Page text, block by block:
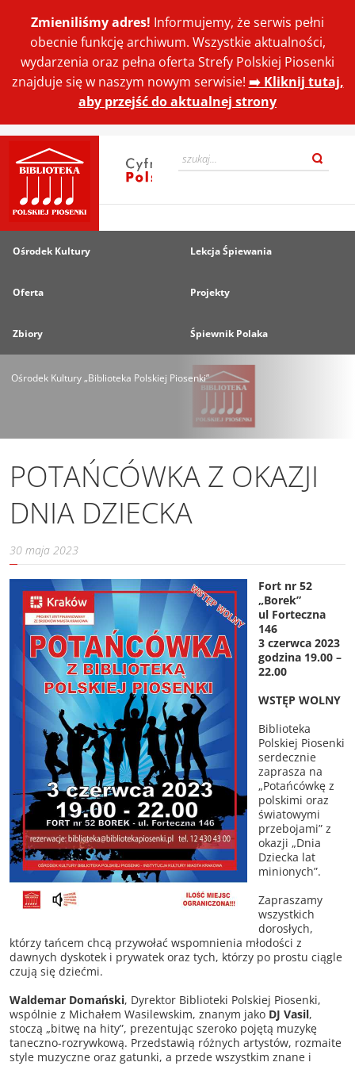
Zmieniliśmy adres! Informujemy, że serwis pełni
obecnie funkcję archiwum. Wszystkie aktualności,
wydarzenia oraz pełna oferta Strefy Polskiej Piosenki
znajduje się w naszym nowym serwisie! ➡️ Kliknij tutaj,
aby przejść do aktualnej strony
Ośrodek Kultury Lekcja Śpiewania
Oferta Projekty
Zbiory Śpiewnik Polaka
Ośrodek Kultury „Biblioteka Polskiej Piosenki”
POTAŃCÓWKA Z OKAZJI
DNIA DZIECKA
30 maja 2023
Fort nr 52
„Borek”
ul Forteczna
146
3 czerwca 2023
godzina 19.00 –
22.00
WSTĘP WOLNY
Biblioteka
Polskiej Piosenki
serdecznie
zaprasza na
„Potańcówkę z
polskimi oraz
światowymi
przebojami” z
okazji „Dnia
Dziecka lat
minionych”.
Zapraszamy
wszystkich
dorosłych,
którzy tańcem chcą przywołać wspomnienia młodości z
dawnych dyskotek i prywatek oraz tych, którzy po prostu ciągle
czują się dziećmi.
Waldemar Domański, Dyrektor Biblioteki Polskiej Piosenki,
wspólnie z Michałem Wasilewskim, znanym jako DJ Vasil,
stoczą „bitwę na hity”, prezentując szeroko pojętą muzykę
taneczno-rozrywkową. Przedstawią różnych artystów, rozmaite
style muzyczne oraz gatunki, a przede wszystkim znane i